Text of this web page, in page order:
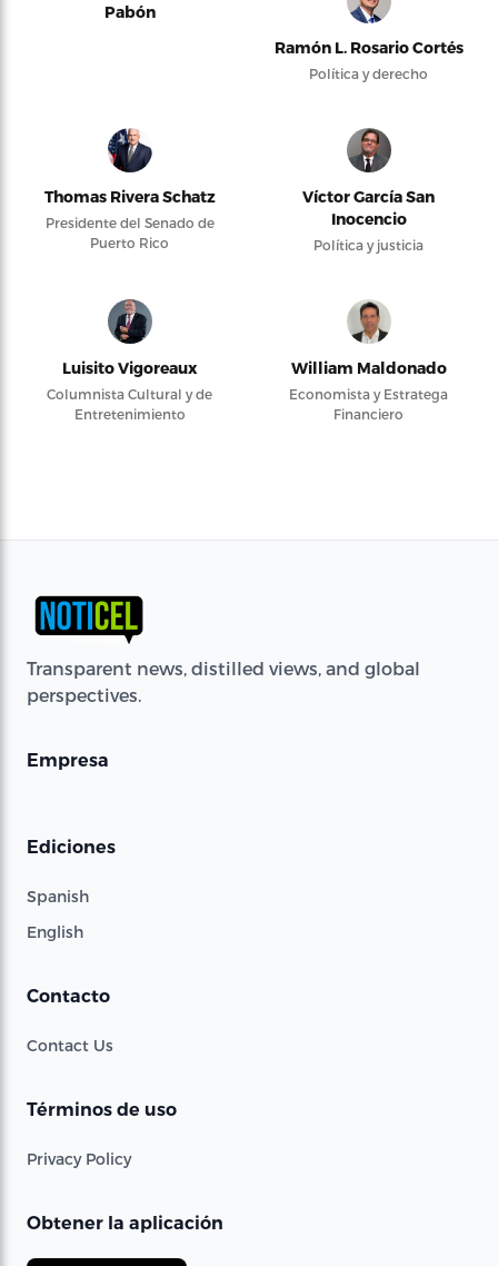
Pabón
Ramón L. Rosario Cortés
Política y derecho
Thomas Rivera Schatz
Presidente del Senado de
Puerto Rico
Víctor García San
Inocencio
Política y justicia
Luisito Vigoreaux
Columnista Cultural y de
Entretenimiento
William Maldonado
Economista y Estratega
Financiero
Transparent news, distilled views, and global
perspectives.
Empresa
Ediciones
Spanish
English
Contacto
Contact Us
Términos de uso
Privacy Policy
Obtener la aplicación